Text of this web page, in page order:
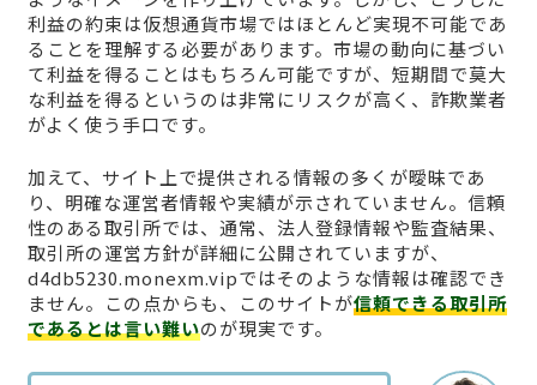
利益の約束は仮想通貨市場ではほとんど実現不可能であ
ることを理解する必要があります。市場の動向に基づい
て利益を得ることはもちろん可能ですが、短期間で莫大
な利益を得るというのは非常にリスクが高く、詐欺業者
がよく使う手口です。
加えて、サイト上で提供される情報の多くが曖昧であ
り、明確な運営者情報や実績が示されていません。信頼
性のある取引所では、通常、法人登録情報や監査結果、
取引所の運営方針が詳細に公開されていますが、
d4db5230.monexm.vipではそのような情報は確認でき
ません。この点からも、このサイトが信頼できる取引所
であるとは言い難いのが現実です。